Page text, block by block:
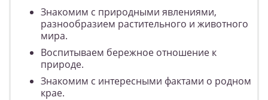
Знакомим с природными явлениями,
разнообразием растительного и животного
мира.
Воспитываем бережное отношение к
природе.
Знакомим с интересными фактами о родном
крае.